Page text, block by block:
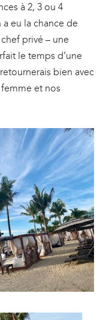
à 2, 3 ou 4
eu la chance de
privé – une
le temps d’une
bien avec
et nos